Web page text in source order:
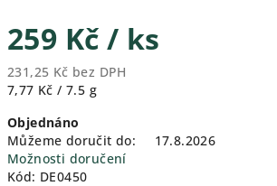
259 Kč / ks
231,25 Kč bez DPH
Měrná
7,77 Kč / 7.5 g
Objednáno
Můžeme doručit do:
17.8.2026
Možnosti doručení
Kód: DE0450